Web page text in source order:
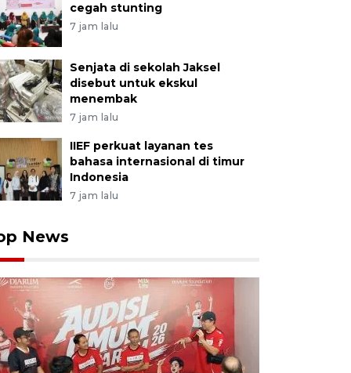
cegah stunting
7 jam lalu
Senjata di sekolah Jaksel
disebut untuk ekskul
menembak
7 jam lalu
IIEF perkuat layanan tes
bahasa internasional di timur
Indonesia
7 jam lalu
News